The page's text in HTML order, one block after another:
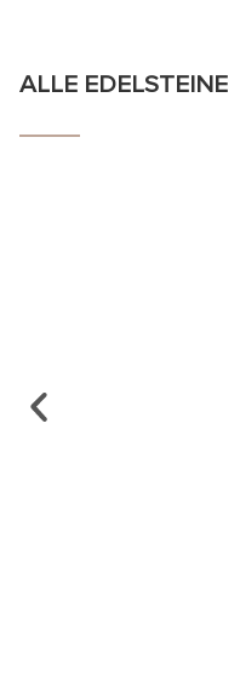
ALLE EDELSTEINE